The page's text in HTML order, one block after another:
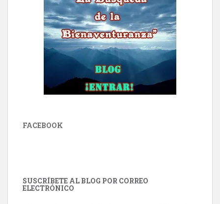
FACEBOOK
SUSCRÍBETE AL BLOG POR CORREO
ELECTRÓNICO